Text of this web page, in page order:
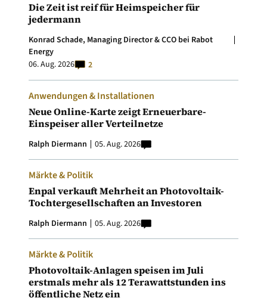
Die Zeit ist reif für Heimspeicher für
jedermann
Konrad Schade, Managing Director & CCO bei Rabot
Energy
06. Aug. 2026
2
Anwendungen & Installationen
Neue Online-Karte zeigt Erneuerbare-
Einspeiser aller Verteilnetze
Ralph Diermann 05. Aug. 2026
Märkte & Politik
Enpal verkauft Mehrheit an Photovoltaik-
Tochtergesellschaften an Investoren
Ralph Diermann 05. Aug. 2026
Märkte & Politik
Photovoltaik-Anlagen speisen im Juli
erstmals mehr als 12 Terawattstunden ins
öffentliche Netz ein